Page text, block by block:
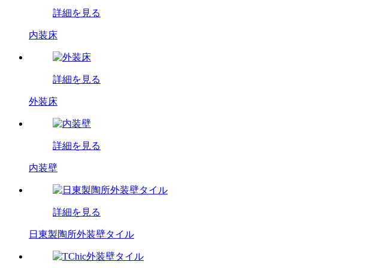
詳細を見る
内装床
詳細を見る
外装床
詳細を見る
内装壁
詳細を見る
日東製陶所外装壁タイル